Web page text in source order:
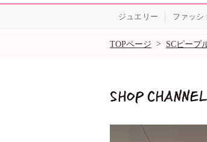
ジュエリー ファッシ
SALE
TOPページ > SCピープ